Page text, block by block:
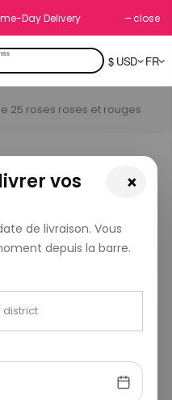
Day Delivery close
$ USD FR
×
vos
de livraison. Vous
depuis la barre.
25 roses roses et rouges